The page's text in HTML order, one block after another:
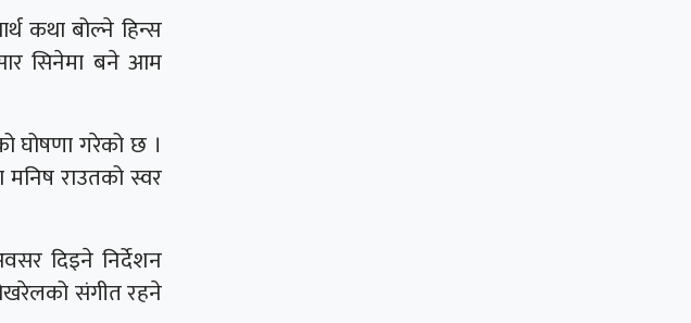
कथा बोल्ने हिन्स
सिनेमा बने आम
घोषणा गरेको छ ।
राउतको स्वर
दिइने निर्देशन
संगीत रहने